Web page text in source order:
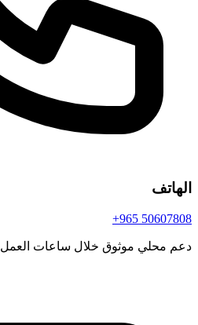
الهاتف
+965 50607808
دعم محلي موثوق خلال ساعات العمل